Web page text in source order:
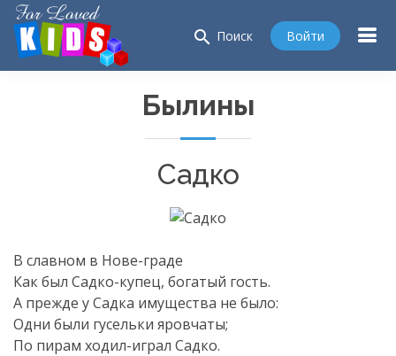
search Поиск Войти
Былины
Садко
В славном в Нове-граде
Как был Садко-купец, богатый гость.
А прежде у Садка имущества не было:
Одни были гусельки яровчаты;
По пирам ходил-играл Садко.